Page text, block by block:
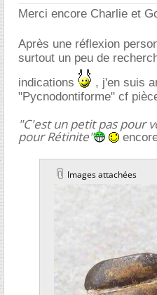
Merci encore Charlie et
Après une réflexion
surtout un peu de
indications
, j'en suis
"Pycnodontiforme" cf
"C'est un petit pas pour
pour Rétinite"
Images attachées